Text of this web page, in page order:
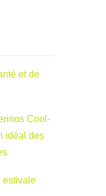
et de
Cool-
idéal des
estivale